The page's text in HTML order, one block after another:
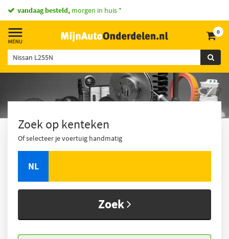
vandaag besteld, morgen in huis *
0
Zoek op kenteken
Of selecteer je voertuig handmatig
NL
Zoek